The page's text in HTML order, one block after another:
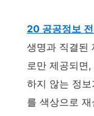
20 공공정보
생명과 직결된
로만 제공되면,
하지 않는 정
를 색상으로